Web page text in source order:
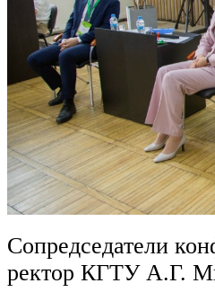
Сопредседатели
ректор КГТУ А.Г.